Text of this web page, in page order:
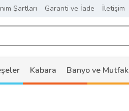
Şartları Garanti ve İade İletişim
Kabara Banyo ve Mutfak